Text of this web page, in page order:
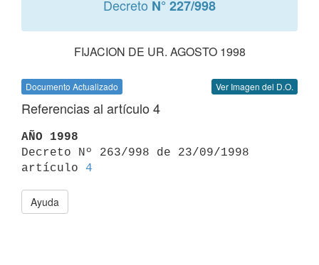
Decreto N° 227/998
FIJACION DE UR. AGOSTO 1998
Documento Actualizado Ver Imagen del D.O.
Referencias al artículo 4
AÑO 1998
Decreto Nº 263/998 de 23/09/1998
artículo 4
Ayuda